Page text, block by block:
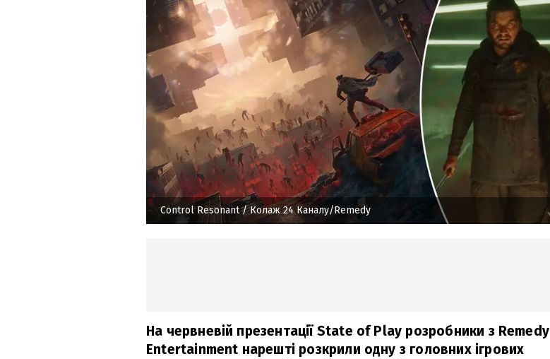
Control Resonant/ Колаж 24 Каналу/Remedy
На червневій презентації State of Play розробники з Remedy
Entertainment нарешті розкрили одну з головних ігрових